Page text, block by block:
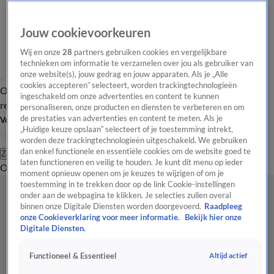
Overzicht Laatste nieuws Regionieuws Het beste van Hart
Tip de
redactie
Volg Hart van Nederland
Zoeken
OverzichtRegioUitzendingenWeerTip de redactiePanelVideo's
Jouw cookievoorkeuren
Wij en onze28 partners gebruiken cookies en vergelijkbare
technieken om informatie te verzamelen over jou als gebruiker van
onze website(s), jouw gedrag en jouw apparaten. Als je „Alle
cookies accepteren” selecteert, worden trackingtechnologieën
ingeschakeld om onze advertenties en content te kunnen
personaliseren, onze producten en diensten te verbeteren en om
de prestaties van advertenties en content te meten. Als je
„Huidige keuze opslaan” selecteert of je toestemming intrekt,
worden deze trackingtechnologieën uitgeschakeld. We gebruiken
dan enkel functionele en essentiële cookies om de website goed te
laten functioneren en veilig te houden. Je kunt dit menu op ieder
moment opnieuw openen om je keuzes te wijzigen of om je
toestemming in te trekken door op de link Cookie-instellingen
onder aan de webpagina te klikken. Je selecties zullen overal
binnen onze Digitale Diensten worden doorgevoerd. Raadpleeg
onze Cookieverklaring voor meer informatie.
Bekijk hier onze
Digitale Diensten.
Functioneel & Essentieel Altijd actief